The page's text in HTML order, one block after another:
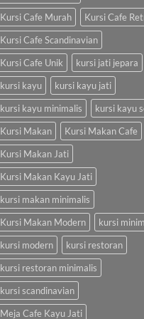
Kursi Cafe Murah
Kursi Cafe
Kursi Cafe Scandinavian
Kursi Cafe Unik
kursi jati jepara
kursi kayu
kursi kayu jati
kursi kayu minimalis
kursi kayu
Kursi Makan
Kursi Makan Cafe
Kursi Makan Jati
Kursi Makan Kayu Jati
kursi makan minimalis
Kursi Makan Modern
kursi
kursi modern
kursi restoran
kursi restoran minimalis
kursi scandinavian
Meja Cafe Kayu Jati